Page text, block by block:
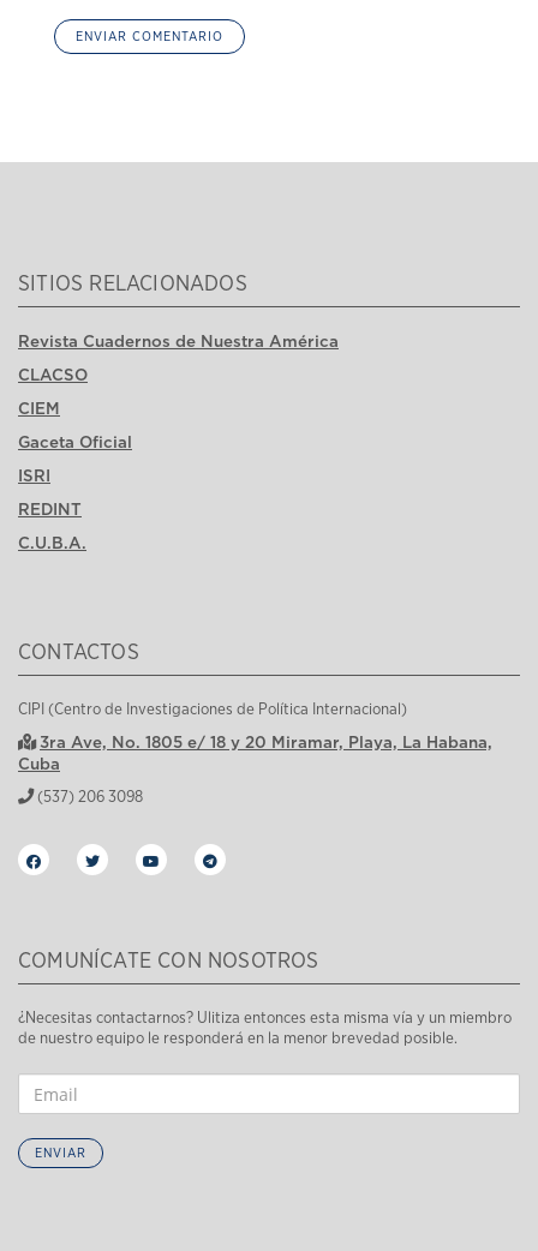
SITIOS RELACIONADOS
Revista Cuadernos de Nuestra América
CLACSO
CIEM
Gaceta Oficial
ISRI
REDINT
C.U.B.A.
CONTACTOS
CIPI (Centro de Investigaciones de Política Internacional)
3ra Ave, No. 1805 e/ 18 y 20 Miramar, Playa, La Habana,
Cuba
(537) 206 3098
COMUNÍCATE CON NOSOTROS
¿Necesitas contactarnos? Ulitiza entonces esta misma vía y un miembro
de nuestro equipo le responderá en la menor brevedad posible.
ENVIAR